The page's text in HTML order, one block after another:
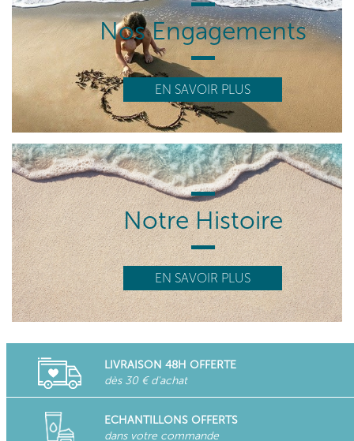
Nos Engagements
EN SAVOIR PLUS
Notre Histoire
EN SAVOIR PLUS
LIVRAISON 48H OFFERTE
dès 30 € d'achat
ECHANTILLONS OFFERTS
dans votre commande